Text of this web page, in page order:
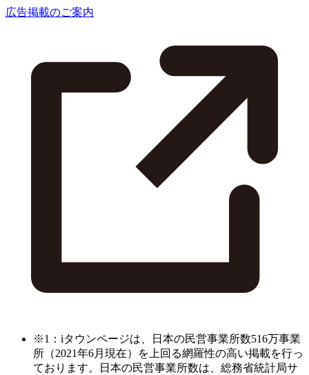
広告掲載のご案内
※1：iタウンページは、日本の民営事業所数516万事業
所（2021年6月現在）を上回る網羅性の高い掲載を行っ
ております。日本の民営事業所数は、総務省統計局サ